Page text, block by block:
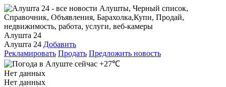
Алушта 24
Алушта 24 Добавить
Рекламировать Продать Предложить новость
+27℃
Нет данных
Нет данных